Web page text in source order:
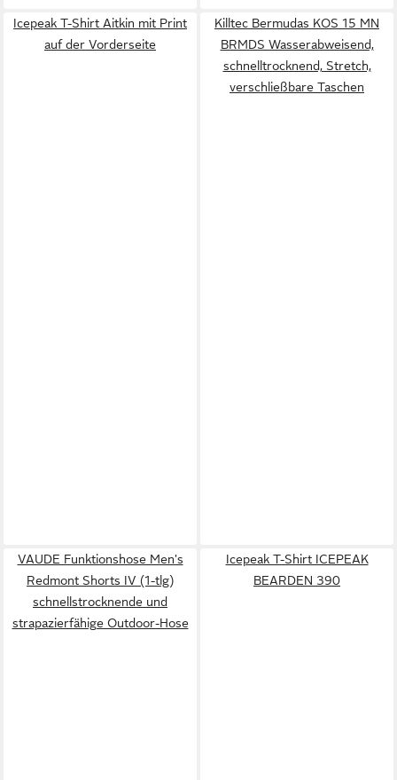
Icepeak T-Shirt Aitkin mit Print
auf der Vorderseite
Killtec Bermudas KOS 15 MN
BRMDS Wasserabweisend,
schnelltrocknend, Stretch,
verschließbare Taschen
VAUDE Funktionshose Men's
Redmont Shorts IV (1-tlg)
schnellstrocknende und
strapazierfähige Outdoor-Hose
Icepeak T-Shirt ICEPEAK
BEARDEN 390